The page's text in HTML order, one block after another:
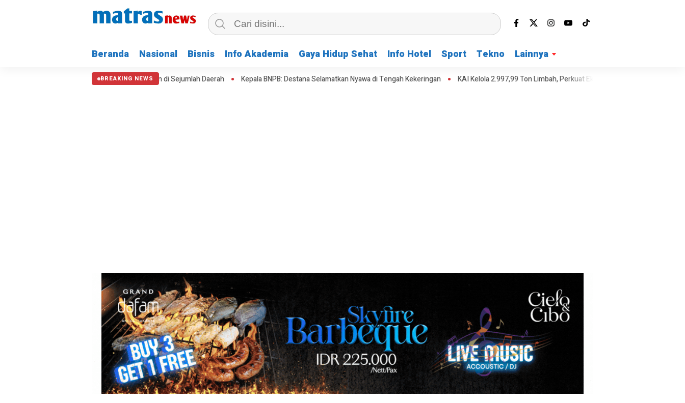
Beranda Nasional Bisnis Info Akademia Gaya Hidup Sehat Info Hotel Sport Tekno Lainnya
BREAKING NEWS
Krisis Air dan Kebakaran Lahan di Sejumlah Daerah Kepala BNPB: Destana Selamatkan Nyawa di Tengah Kekeringan KAI Kelola 2.997,99 Ton Limbah, Perkuat Ekonomi Sirkular